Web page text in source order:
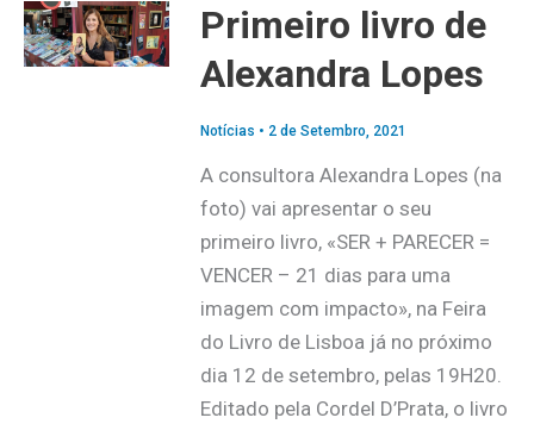
Primeiro livro de
Alexandra Lopes
Notícias • 2 de Setembro, 2021
A consultora Alexandra Lopes (na
foto) vai apresentar o seu
primeiro livro, «SER + PARECER =
VENCER – 21 dias para uma
imagem com impacto», na Feira
do Livro de Lisboa já no próximo
dia 12 de setembro, pelas 19H20.
Editado pela Cordel D’Prata, o livro